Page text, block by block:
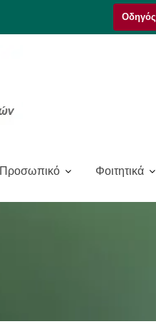
Προσωπικό Φοιτητικά